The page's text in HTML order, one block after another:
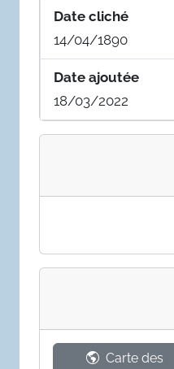
Date cliché
14/04/1890
Date ajoutée
18/03/2022
Carte des